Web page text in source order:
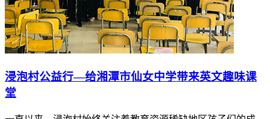
浸泡村公益行—给湘潭市仙女中学带来英文趣味课
堂